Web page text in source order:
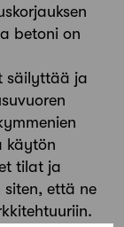
betoni on
säilyttää ja
käytön
tilat ja
siten, että ne